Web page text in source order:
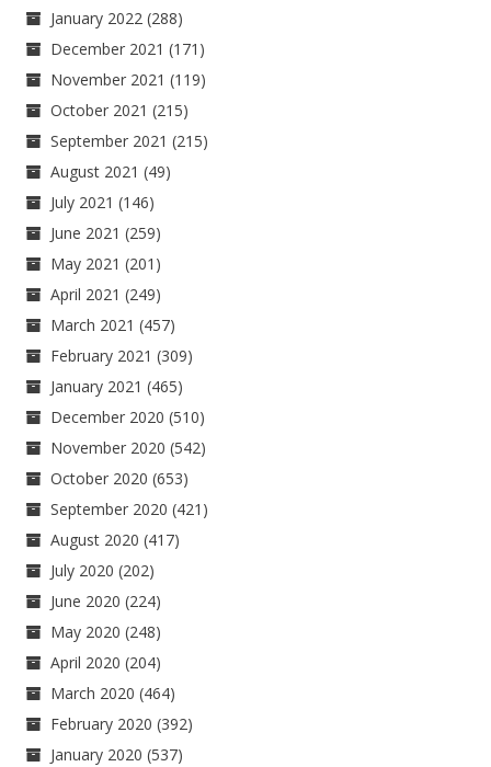
January 2022 (288)
December 2021 (171)
November 2021 (119)
October 2021 (215)
September 2021 (215)
August 2021 (49)
July 2021 (146)
June 2021 (259)
May 2021 (201)
April 2021 (249)
March 2021 (457)
February 2021 (309)
January 2021 (465)
December 2020 (510)
November 2020 (542)
October 2020 (653)
September 2020 (421)
August 2020 (417)
July 2020 (202)
June 2020 (224)
May 2020 (248)
April 2020 (204)
March 2020 (464)
February 2020 (392)
January 2020 (537)